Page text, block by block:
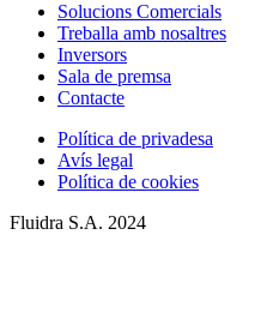
Solucions Comercials
Treballa amb nosaltres
Inversors
Sala de premsa
Contacte
Política de privadesa
Avís legal
Política de cookies
Fluidra S.A. 2024